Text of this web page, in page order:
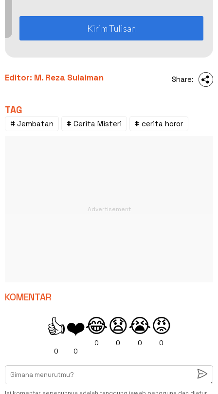
Kirim Tulisan
Editor: M. Reza Sulaiman Share:
TAG
# Jembatan # Cerita Misteri # cerita horor
KOMENTAR
👍
0
❤️
0
😂
0
😧
0
😭
0
😡
0